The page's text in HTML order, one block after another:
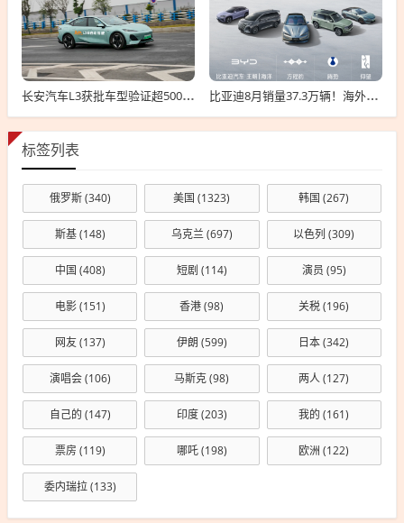
长安汽车L3获批车型验证超500万公里：无任何违规！ 比亚迪8月销量37.3万辆！海外卖疯了 暴增146%
标签列表
俄罗斯(340) 美国 (1323) 韩国 (267)
斯基(148) 乌克兰(697) 以色列 (309)
中国 (408) 短剧 (114) 演员 (95)
电影(151) 香港(98) 关税(196)
网友(137) 伊朗 (599) 日本(342)
演唱会(106) 马斯克(98) 两人(127)
自己的 (147) 印度(203) 我的 (161)
票房 (119) 哪吒(198) 欧洲 (122)
委内瑞拉(133)